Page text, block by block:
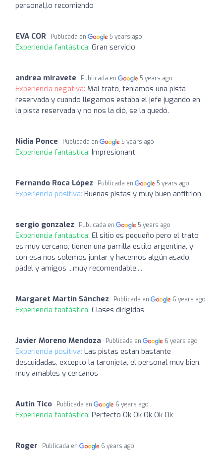
personal,lo recomiendo
EVA COR Publicada en 5 years ago
Experiencia fantástica: Gran servicio
andrea miravete Publicada en 5 years ago
Experiencia negativa: Mal trato, teníamos una pista
reservada y cuando llegamos estaba el jefe jugando en
la pista reservada y no nos la dió, se la quedó.
Nidia Ponce Publicada en 5 years ago
Experiencia fantástica: Impresionant
Fernando Roca López Publicada en 5 years ago
Experiencia positiva: Buenas pistas y muy buen anfitrion
sergio gonzalez Publicada en 5 years ago
Experiencia fantástica: El sitio es pequeño pero el trato
es muy cercano, tienen una parrilla estilo argentina, y
con esa nos solemos juntar y hacemos algún asado,
pádel y amigos ...muy recomendable....
Margaret Martín Sánchez Publicada en 6 years ago
Experiencia fantástica: Clases dirigidas
Javier Moreno Mendoza Publicada en 6 years ago
Experiencia positiva: Las pistas estan bastante
descuidadas, excepto la taronjeta, el personal muy bien,
muy amables y cercanos
Autin Tico Publicada en 6 years ago
Experiencia fantástica: Perfecto Ok Ok Ok Ok Ok
Roger Publicada en 6 years ago